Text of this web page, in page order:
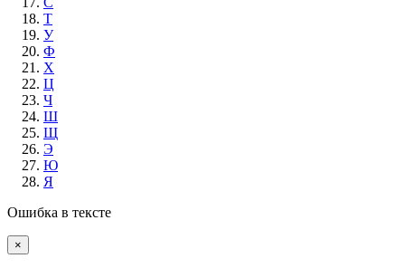
Т
У
Ф
Х
Ц
Ч
Ш
Щ
Э
Ю
Я
Ошибка в тексте
×